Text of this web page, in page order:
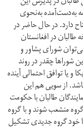
به‌دست‌آمده به‌نحوی
دارد. در حال حاضر در
در افغانستان
شورای پشاور و
چقدر در روند
و یا توافق احتمالی آینده
از سویی هم این
طالبان با حکومت
منشعب شوند و با گروه
خود گروه جدیدی تشکیل